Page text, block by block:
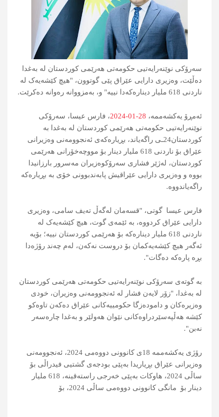
سەرۆکی نوێنەرایەتیی حکومەتی هەرێمی کوردستان لە بەغدا
دەڵێت، وەزیری دارایی عێراق پێی گوتوون، "هیچ کێشەیەک لە
ناردنی 618 ملیار دینارەکەدا نییە" و، بەمزووانە رەوانە دەکرێت.
ئەمڕۆ یەكشەممە، 28-01-2024
، فارس عیسا، سەرۆکی
نوێنەرایەتیی حکومەتی هەرێمی کوردستان لە بەغدا بە
کوردستان24ـی راگەیاند، بڕیارەکەی ئەنجوومەنی وەزیرانی
عێراق بۆ ناردنی 618 ملیار دینار بۆ مووچەخۆرانی هەرێمی
کوردستان، لەژێر فشاری سەرۆکوەزیران مەسرور بارزانیدا
بووە و وەزیری دارایی عێراقیش پابەندبوونی خۆی بە بڕیارەکە
راگەیاندووە.
فارس عیسا گوتی، "قسەمان لەگەڵ تەیف سامی، وەزیری
دارایی عێراق کردووە، بە ئێمەی گوت، هیچ کێشەیەک لە
ناردنی 618 ملیار دینارەکە بۆ هەرێمی کوردستان نییە؛ بۆیە
ئەگەر هیچ کێشەیەکمان بۆ دروست نەکەن، لەم چەند رۆژەدا
بڕە پارەکە دەگات".
بە گوتەی سەرۆکی نوێنەرایەتیی حکومەتی هەرێمی کوردستان
لە بەغدا، "زۆر لایەن فشار لە ئەنجوومەنی وەزیران، خودی
وەزیرەکان و دامودەزگا حکومییەکانی عێراق دەکەن تاوەکو
کێشە هەڵپەسێردراوەکانی نێوان هەولێر و بەغدا چارەسەر
نەبن".
رۆژی یەکشەممە 18ی کانوونی دووەمی 2024، ئەنجوومەنی
وەزیرانی عێراق بڕیاریدا بەپێی بودجەی گشتیی فیدراڵی بۆ
ساڵی 2024، هاوکات بەپێی خەرجی راستەقینە، 618 ملیار
دینار بۆ مانگی کانوونی دووەمی ساڵی 2024، بۆ